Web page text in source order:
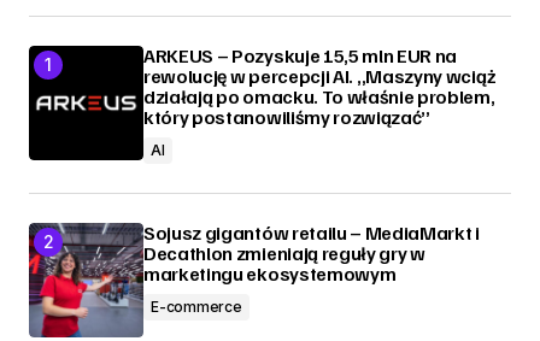
ARKEUS – Pozyskuje 15,5 mln EUR na
rewolucję w percepcji AI. „Maszyny wciąż
działają po omacku. To właśnie problem,
który postanowiliśmy rozwiązać”
AI
Sojusz gigantów retailu – MediaMarkt i
Decathlon zmieniają reguły gry w
marketingu ekosystemowym
E-commerce